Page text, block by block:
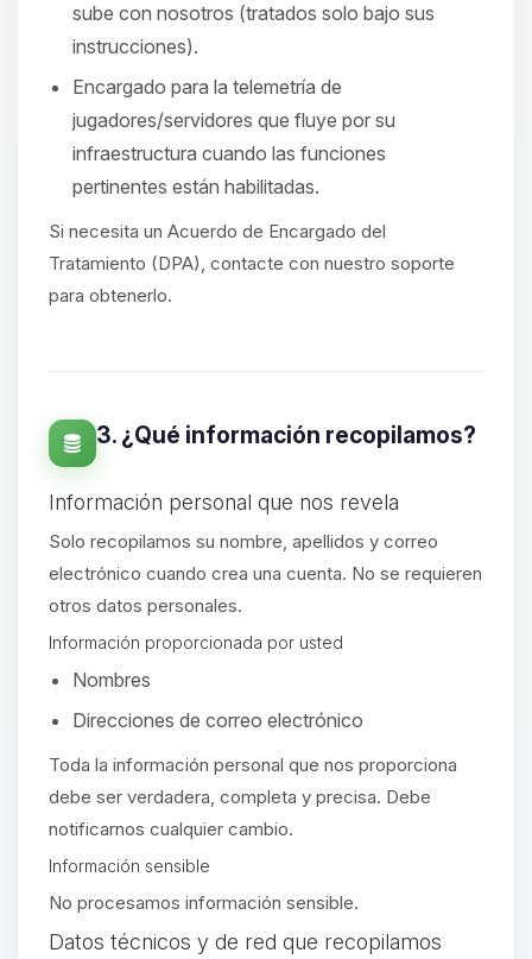
sube con nosotros (tratados solo bajo sus
instrucciones).
Encargado para la telemetría de
jugadores/servidores que fluye por su
infraestructura cuando las funciones
pertinentes están habilitadas.
Si necesita un Acuerdo de Encargado del
Tratamiento (DPA), contacte con nuestro soporte
para obtenerlo.
3. ¿Qué información recopilamos?
Información personal que nos revela
Solo recopilamos su nombre, apellidos y correo
electrónico cuando crea una cuenta. No se requieren
otros datos personales.
Información proporcionada por usted
Nombres
Direcciones de correo electrónico
Toda la información personal que nos proporciona
debe ser verdadera, completa y precisa. Debe
notificarnos cualquier cambio.
Información sensible
No procesamos información sensible.
Datos técnicos y de red que recopilamos
Yupi, por fin alguien con quien